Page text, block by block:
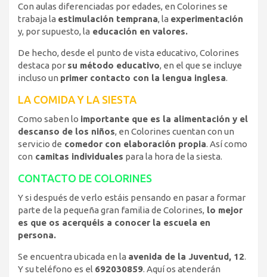
Con aulas diferenciadas por edades, en Colorines se
trabaja la estimulación temprana, la experimentación
y, por supuesto, la educación en valores.
De hecho, desde el punto de vista educativo, Colorines
destaca por su método educativo, en el que se incluye
incluso un primer contacto con la lengua inglesa.
LA COMIDA Y LA SIESTA
Como saben lo importante que es la alimentación y el
descanso de los niños, en Colorines cuentan con un
servicio de comedor con elaboración propia. Así como
con camitas individuales para la hora de la siesta.
CONTACTO DE COLORINES
Y si después de verlo estáis pensando en pasar a formar
parte de la pequeña gran familia de Colorines, lo mejor
es que os acerquéis a conocer la escuela en
persona.
Se encuentra ubicada en la avenida de la Juventud, 12.
Y su teléfono es el 692030859. Aquí os atenderán